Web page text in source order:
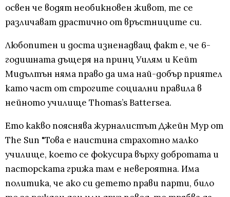
освен че водят необикновен живот, те се
различават драстично от връстниците си.
Любопитен и доста изненадващ факт е, че 6-
годишната дъщеря на принц Уилям и Кейт
Мидълтън няма право да има най-добър приятел
като част от строгите социални правила в
нейното училище Thomas’s Battersea.
Ето какво пояснява журналистът Джейн Мур от
The Sun "Това е наистина страхотно малко
училище, което се фокусира върху добротата и
пасторската грижа там е невероятна. Има
политика, че ако си детето прави парти, било